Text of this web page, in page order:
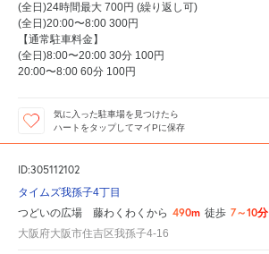
(全日)24時間最大 700円 (繰り返し可)
(全日)20:00〜8:00 300円
【通常駐車料金】
(全日)8:00〜20:00 30分 100円
20:00〜8:00 60分 100円
気に入った駐車場を見つけたら
ハートをタップしてマイPに保存
ID:305112102
タイムズ我孫子4丁目
つどいの広場 藤わくわくから 490m 徒歩 7～10分
大阪府大阪市住吉区我孫子4-16